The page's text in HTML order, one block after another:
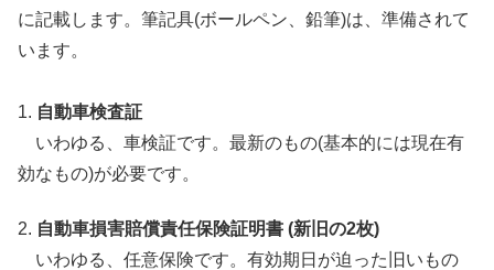
に記載します。筆記具(ボールペン、鉛筆)は、準備されて
います。
1. 自動車検査証
いわゆる、車検証です。最新のもの(基本的には現在有
効なもの)が必要です。
2. 自動車損害賠償責任保険証明書 (新旧の2枚)
いわゆる、任意保険です。有効期日が迫った旧いもの